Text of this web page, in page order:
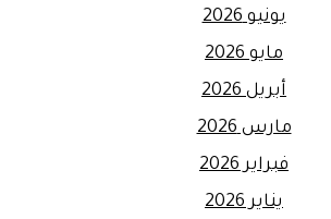
يونيو 2026
مايو 2026
أبريل 2026
مارس 2026
فبراير 2026
يناير 2026